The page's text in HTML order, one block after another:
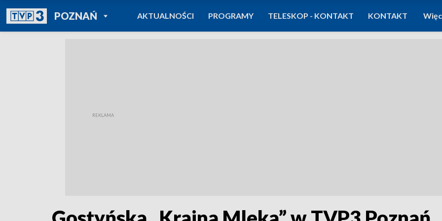
POZNAŃPOWRÓT DO
TVP REGIONY
AKTUALNOŚCI PROGRAMY TELESKOP - KONTAKT KONTAKT